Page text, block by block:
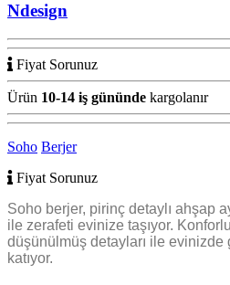
Ndesign
Fiyat Sorunuz
Ürün 10-14 iş gününde kargolanır
Soho Berjer
Fiyat Sorunuz
Soho berjer, pirinç detaylı ahşap
ile zerafeti evinize taşıyor.
düşünülmüş detayları ile
katıyor.